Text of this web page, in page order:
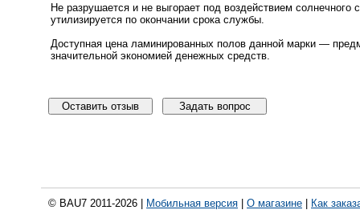
Не разрушается и не выгорает под воздействием
утилизируется по окончании срока службы.
Доступная цена ламинированных полов данной марки —
значительной экономией денежных средств.
Оставить отзыв Задать вопрос
© BAU7 2011-2026 | Мобильная версия О магазине Как